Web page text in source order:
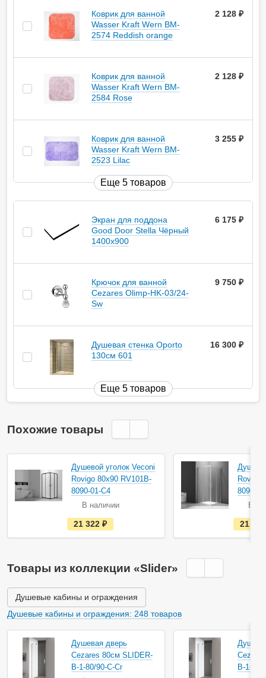
Коврик для ванной
Wasser Kraft Wern BM-
2574 Reddish orange
2 128
Коврик для ванной
Wasser Kraft Wern BM-
2584 Rose
2 128
Коврик для ванной
Wasser Kraft Wern BM-
2523 Lilac
3 255
Еще 5 товаров
Экран для поддона
Good Door Stella Чёрный
1400x900
6 175
Крючок для ванной
Cezares Olimp-HK-03/24-
Sw
9 750
Душевая стенка Oporto
130см 601
16 300
Еще 5 товаров
Похожие товары
Душевой уголок Veconi
Rovigo 80х90 RV101B-
8090-01-C4
В наличии
е
с
т
а
и
ч
и
и
21 322
Rovigo
8090-
В
21
Товары из коллекции «Slider»
Душевые кабины и ограждения
Душевые кабины и ограждения: 248 товаров
Душевая дверь
Cezares 80см SLIDER-
B-1-80/90-C-Cr
B-1-90/